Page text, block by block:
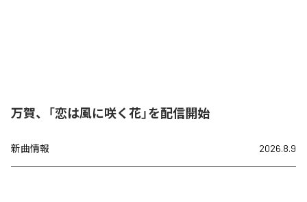
万賀、「恋は風に咲く花」を配信開始
新曲情報 2026.8.9